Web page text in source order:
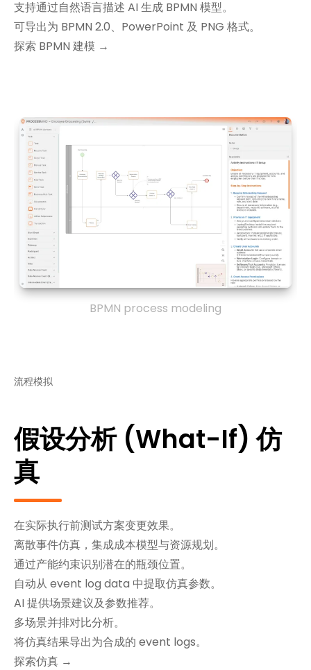
支持通过自然语言描述 AI 生成 BPMN 模型。
可导出为 BPMN 2.0、PowerPoint 及 PNG 格式。
探索 BPMN 建模 →
BPMN process modeling
流程模拟
假设分析 (What-If) 仿
真
在实际执行前测试方案变更效果。
离散事件仿真，集成成本模型与资源规划。
通过产能约束识别潜在的瓶颈位置。
自动从 event log data 中提取仿真参数。
AI 提供场景建议及参数推荐。
多场景并排对比分析。
将仿真结果导出为合成的 event logs。
探索仿真 →